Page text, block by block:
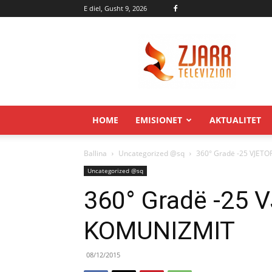
E diel, Gusht 9, 2026
HOME EMISIONET AKTUALITET
Ballina Uncategorized @sq 360° Gradë -25
Uncategorized @sq
360° Gradë -25
KOMUNIZMIT
08/12/2015